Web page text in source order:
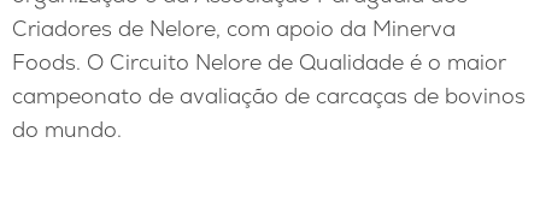
Criadores de Nelore, com apoio da Minerva
Foods. O Circuito Nelore de Qualidade é o maior
campeonato de avaliação de carcaças de bovinos
do mundo.